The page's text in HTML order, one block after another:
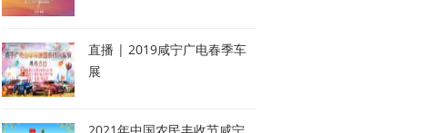
直播 | 2019咸宁广电春季车
展